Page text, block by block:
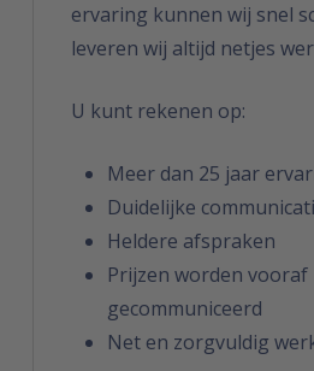
ervaring kunnen wij snel
leveren wij altijd netjes
U kunt rekenen op:
Meer dan 25 jaar
Duidelijke
Heldere afspraken
Prijzen worden vooraf
gecommuniceerd
Net en zorgvuldig